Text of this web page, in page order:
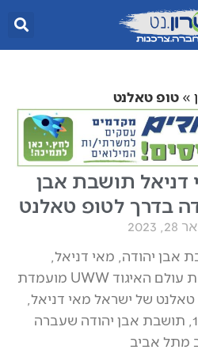
» טופ טאלנט
דניאל תושבת אבן
בדרך לטופ טאלנט
אבן יהודה, מאי דניאל,
אלופת עולם האיגוד UWW מועמדת
טאלנט של ישראל מאי דניאל,
בת 17, תושבת אבן יהודה שעברה
מתל אביב